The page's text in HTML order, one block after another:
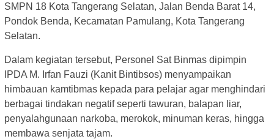
SMPN 18 Kota Tangerang Selatan, Jalan Benda Barat 14,
Pondok Benda, Kecamatan Pamulang, Kota Tangerang
Selatan.
Dalam kegiatan tersebut, Personel Sat Binmas dipimpin
IPDA M. Irfan Fauzi (Kanit Bintibsos) menyampaikan
himbauan kamtibmas kepada para pelajar agar menghindari
berbagai tindakan negatif seperti tawuran, balapan liar,
penyalahgunaan narkoba, merokok, minuman keras, hingga
membawa senjata tajam.